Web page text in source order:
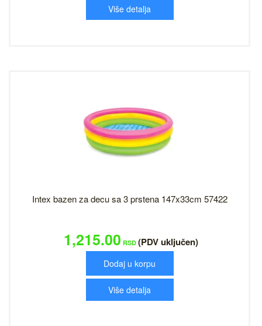
Više detalja
Intex bazen za decu sa 3 prstena 147x33cm 57422
1,215.00 RSD (PDV uključen)
Dodaj u korpu
Više detalja